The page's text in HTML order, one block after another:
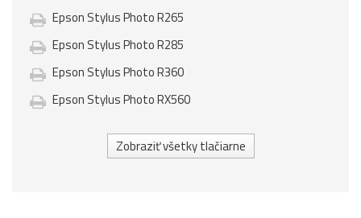
Epson Stylus Photo R265
Epson Stylus Photo R285
Epson Stylus Photo R360
Epson Stylus Photo RX560
Zobraziť všetky tlačiarne